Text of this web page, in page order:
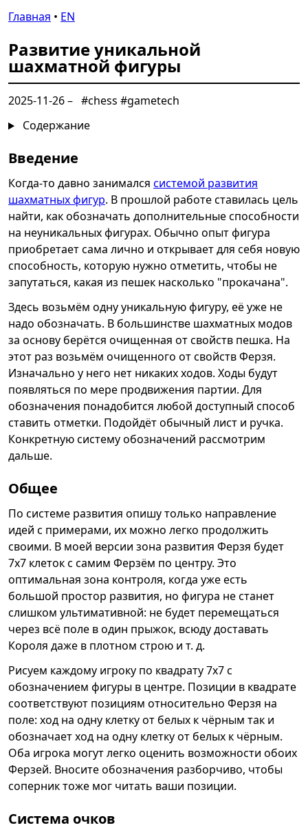
Главная • EN
Развитие уникальной
шахматной фигуры
2025-11-26– #chess #gametech
Содержание
Введение
Когда-то давно занимался системой развития
шахматных фигур. В прошлой работе ставилась цель
найти, как обозначать дополнительные способности
на неуникальных фигурах. Обычно опыт фигура
приобретает сама лично и открывает для себя новую
способность, которую нужно отметить, чтобы не
запутаться, какая из пешек насколько "прокачана".
Здесь возьмём одну уникальную фигуру, её уже не
надо обозначать. В большинстве шахматных модов
за основу берётся очищенная от свойств пешка. На
этот раз возьмём очищенного от свойств Ферзя.
Изначально у него нет никаких ходов. Ходы будут
появляться по мере продвижения партии. Для
обозначения понадобится любой доступный способ
ставить отметки. Подойдёт обычный лист и ручка.
Конкретную систему обозначений рассмотрим
дальше.
Общее
По системе развития опишу только направление
идей с примерами, их можно легко продолжить
своими. В моей версии зона развития Ферзя будет
7x7 клеток с самим Ферзём по центру. Это
оптимальная зона контроля, когда уже есть
большой простор развития, но фигура не станет
слишком ультимативной: не будет перемещаться
через всё поле в один прыжок, всюду доставать
Короля даже в плотном строю и т. д.
Рисуем каждому игроку по квадрату 7x7 с
обозначением фигуры в центре. Позиции в квадрате
соответствуют позициям относительно Ферзя на
поле: ход на одну клетку от белых к чёрным так и
обозначает ход на одну клетку от белых к чёрным.
Оба игрока могут легко оценить возможности обоих
Ферзей. Вносите обозначения разборчиво, чтобы
соперник тоже мог читать ваши позиции.
Система очков